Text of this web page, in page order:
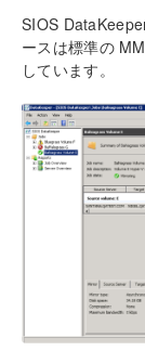
ユー
設定
ユーザ
よくあ
トラブ
スプリッ
SIOS
ースは標準の
しています。